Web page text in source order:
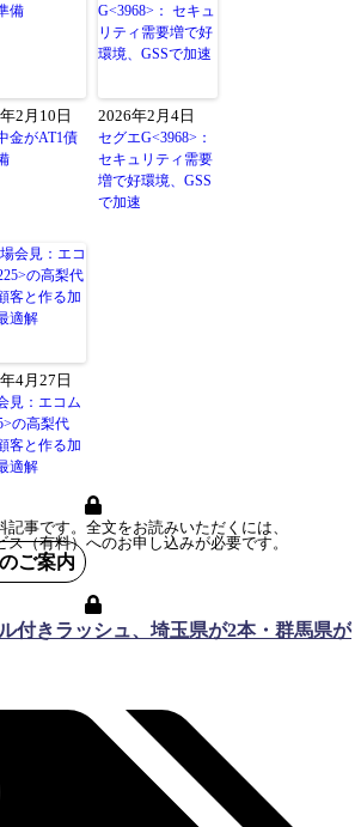
2月10日
金がAT1債
2026年2月4日
セグエG<3968>：
セキュリティ需要
増で好環境、GSS
で加速
4月27日
見：エコム
の高梨代
客と作る加
適解
記事です。全文をお読みいただくには、
ス（有料）へのお申し込みが必要です。
ご案内
付きラッシュ、埼玉県が2本・群馬県が